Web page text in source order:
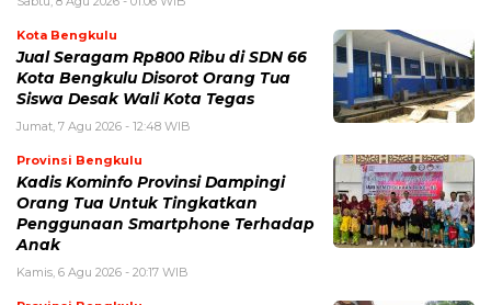
Kota Bengkulu
Jual Seragam Rp800 Ribu di SDN 66
Kota Bengkulu Disorot Orang Tua
Siswa Desak Wali Kota Tegas
Jumat, 7 Agu 2026 - 12:48 WIB
Provinsi Bengkulu
Kadis Kominfo Provinsi Dampingi
Orang Tua Untuk Tingkatkan
Penggunaan Smartphone Terhadap
Anak
Kamis, 6 Agu 2026 - 20:17 WIB